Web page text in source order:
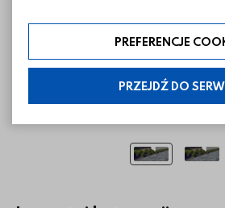
zakres klikając w „Preferencje
możesz modyfikować udzielone
informacje i regulaminy — ustawienia
PREFERENCJE
PRZEJDŹ DO